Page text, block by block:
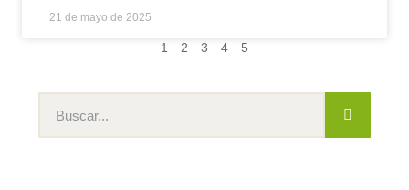
21 de mayo de 2025
1 2 3 4 5